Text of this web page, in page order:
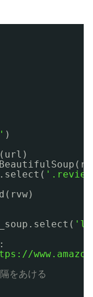
)
をあける